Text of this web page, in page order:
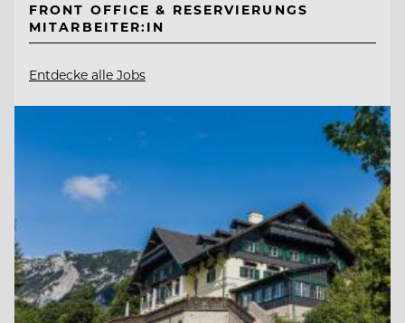
FRONT OFFICE & RESERVIERUNGS
MITARBEITER:IN
Entdecke alle Jobs